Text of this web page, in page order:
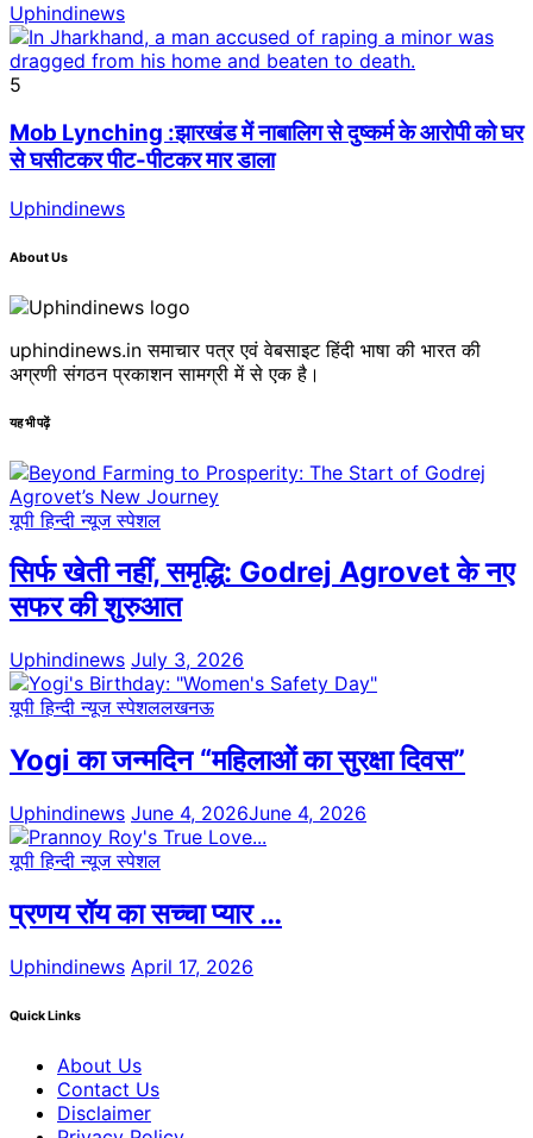
Uphindinews
5
Mob Lynching :झारखंड में नाबालिग से दुष्कर्म के आरोपी को घर
से घसीटकर पीट-पीटकर मार डाला
Uphindinews
About Us
uphindinews.in समाचार पत्र एवं वेबसाइट हिंदी भाषा की भारत की
अग्रणी संगठन प्रकाशन सामग्री में से एक है।
यह भी पढ़ें
यूपी हिन्दी न्यूज स्पेशल
सिर्फ खेती नहीं, समृद्धि: Godrej Agrovet के नए
सफर की शुरुआत
Uphindinews July 3, 2026
यूपी हिन्दी न्यूज स्पेशललखनऊ
Yogi का जन्मदिन “महिलाओं का सुरक्षा दिवस”
Uphindinews June 4, 2026June 4, 2026
यूपी हिन्दी न्यूज स्पेशल
प्रणय रॉय का सच्चा प्यार …
Uphindinews April 17, 2026
Quick Links
About Us
Contact Us
Disclaimer